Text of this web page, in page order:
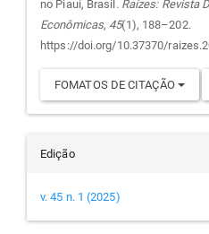
no Piauí, Brasil. Raízes: Revista
Econômicas, 45(1), 188–202.
https://doi.org/10.37370/
FOMATOS DE CITAÇÃO
Edição
v. 45 n. 1 (2025)